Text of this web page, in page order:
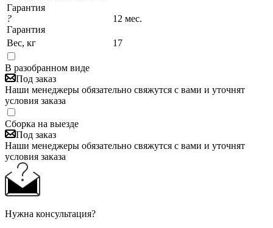
Гарантия
?
Гарантия
12 мес.
Вес, кг 17
В разобранном виде
Под заказ
Наши менеджеры обязательно свяжутся с вами и уточнят
условия заказа
Сборка на выезде
Под заказ
Наши менеджеры обязательно свяжутся с вами и уточнят
условия заказа
Нужна консультация?